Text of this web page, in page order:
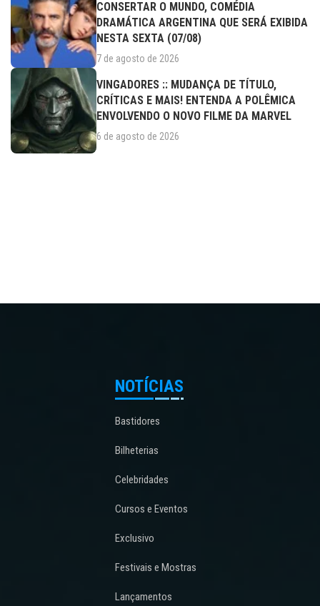
CONSERTAR O MUNDO, COMÉDIA
DRAMÁTICA ARGENTINA QUE SERÁ EXIBIDA
NESTA SEXTA (07/08)
7 de agosto de 2026
VINGADORES :: MUDANÇA DE TÍTULO,
CRÍTICAS E MAIS! ENTENDA A POLÊMICA
ENVOLVENDO O NOVO FILME DA MARVEL
6 de agosto de 2026
NOTÍCIAS
Bastidores
Bilheterias
Celebridades
Cursos e Eventos
Exclusivo
Festivais e Mostras
Lançamentos